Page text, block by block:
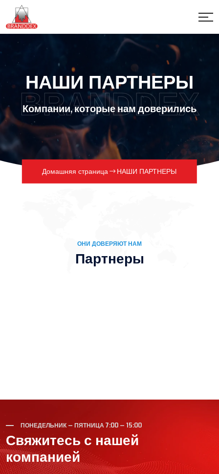
НАШИ ПАРТНЕРЫ
Компании, которые нам доверились
Домашняя страница НАШИ ПАРТНЕРЫ
BRANDDEX
ОНИ ДОВЕРЯЮТ НАМ
Партнеры
ПОНЕДЕЛЬНИК — ПЯТНИЦА 7:00 — 15:00
Свяжитесь с нашей
компанией